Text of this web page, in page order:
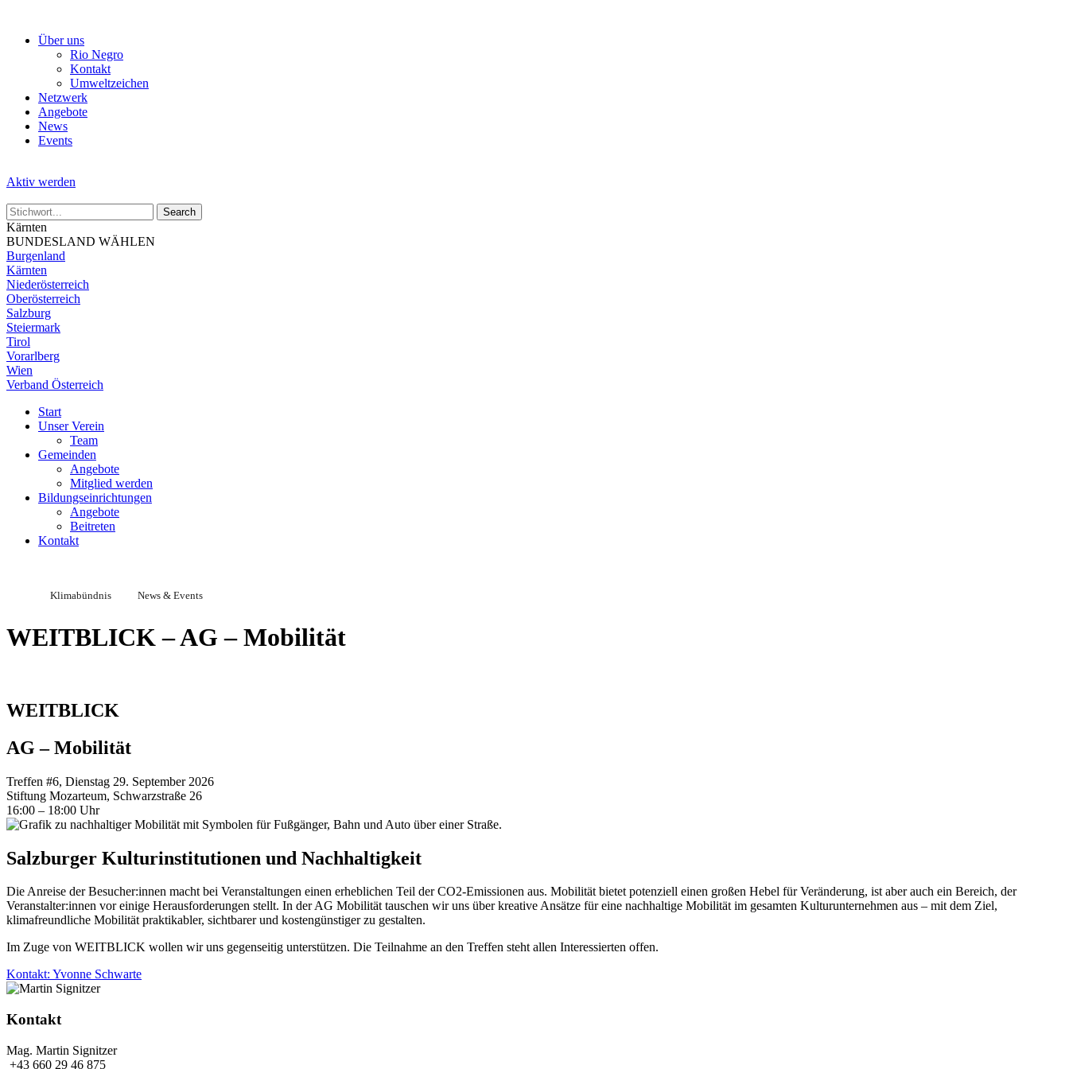
Über uns
Rio Negro
Kontakt
Umweltzeichen
Netzwerk
Angebote
News
Events
Aktiv werden
Kärnten
BUNDESLAND WÄHLEN
Burgenland
Kärnten
Niederösterreich
Oberösterreich
Salzburg
Steiermark
Tirol
Vorarlberg
Wien
Verband Österreich
Start
Unser Verein
Team
Gemeinden
Angebote
Mitglied werden
Bildungseinrichtungen
Angebote
Beitreten
Kontakt
Klimabündnis News & Events
WEITBLICK – AG – Mobilität
WEITBLICK
AG – Mobilität
Treffen #6, Dienstag 29. September 2026
Stiftung Mozarteum, Schwarzstraße 26
16:00 – 18:00 Uhr
Salzburger Kulturinstitutionen und Nachhaltigkeit
Die Anreise der Besucher:innen macht bei Veranstaltungen einen erheblichen Teil der CO2-Emissionen aus. Mobilität bietet potenziell einen großen Hebel für Veränderung, ist aber auch ein Bereich, der
Veranstalter:innen vor einige Herausforderungen stellt. In der AG Mobilität tauschen wir uns über kreative Ansätze für eine nachhaltige Mobilität im gesamten Kulturunternehmen aus – mit dem Ziel,
klimafreundliche Mobilität praktikabler, sichtbarer und kostengünstiger zu gestalten.
Im Zuge von WEITBLICK wollen wir uns gegenseitig unterstützen. Die Teilnahme an den Treffen steht allen Interessierten offen.
Kontakt: Yvonne Schwarte
Kontakt
Mag. Martin Signitzer
+43 660 29 46 875